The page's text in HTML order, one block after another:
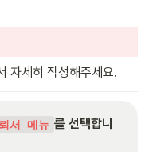
자세히 작성해주세요.
서 메뉴 를 선택합니